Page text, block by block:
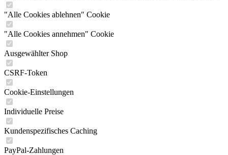
"Alle Cookies ablehnen" Cookie
"Alle Cookies annehmen" Cookie
Ausgewählter Shop
CSRF-Token
Cookie-Einstellungen
Individuelle Preise
Kundenspezifisches Caching
PayPal-Zahlungen